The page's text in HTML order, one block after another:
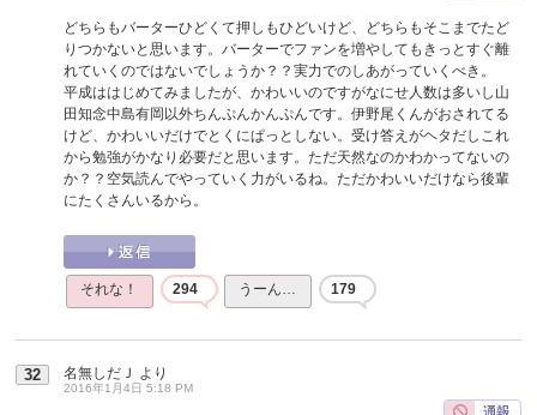
どちらもバーターひどくて押しもひどいけど、どちらもそこまでたど
りつかないと思います。バーターでファンを増やしてもきっとすぐ離
れていくのではないでしょうか？？実力でのしあがっていくべき。
平成ははじめてみましたが、かわいいのですがなにせ人数は多いし山
田知念中島有岡以外ちんぷんかんぷんです。伊野尾くんがおされてる
けど、かわいいだけでとくにぱっとしない。受け答えがヘタだしこれ
から勉強がかなり必要だと思います。ただ天然なのかわかってないの
か？？空気読んでやっていく力がいるね。ただかわいいだけなら後輩
にたくさんいるから。
それな！ 294 うーん… 179
32 名無しだＪ より
2016年1月4日 5:18 PM